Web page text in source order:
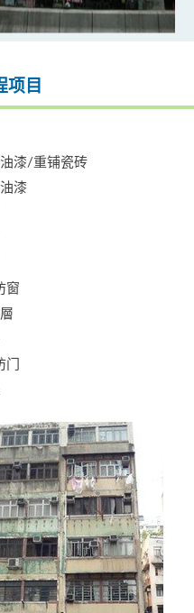
项目
漆/重铺瓷砖
漆
窗
门